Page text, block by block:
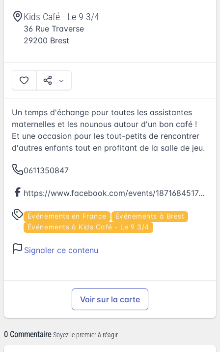
Kids Café - Le 9 3/4
36 Rue Traverse
29200 Brest
Un temps d'échange pour toutes les assistantes
maternelles et les nounous autour d'un bon café !
Et une occasion pour les tout-petits de rencontrer
d'autres enfants tout en profitant de la salle de jeu.
0611350847
https://www.facebook.com/events/187168451766354
Événements en France
Événements à Brest
Événements à Kids Café - Le 9 3/4
Signaler ce contenu
Voir sur la carte
0 Commentaire Soyez le premier à réagir